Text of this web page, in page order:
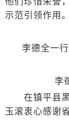
示范引领作用。
李德全一
李
在镇平县黑
玉滚衷心感谢